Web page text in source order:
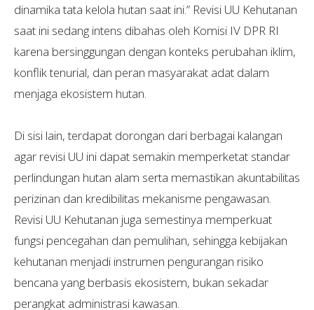
dinamika tata kelola hutan saat ini.” Revisi UU Kehutanan
saat ini sedang intens dibahas oleh Komisi IV DPR RI
karena bersinggungan dengan konteks perubahan iklim,
konflik tenurial, dan peran masyarakat adat dalam
menjaga ekosistem hutan.
Di sisi lain, terdapat dorongan dari berbagai kalangan
agar revisi UU ini dapat semakin memperketat standar
perlindungan hutan alam serta memastikan akuntabilitas
perizinan dan kredibilitas mekanisme pengawasan.
Revisi UU Kehutanan juga semestinya memperkuat
fungsi pencegahan dan pemulihan, sehingga kebijakan
kehutanan menjadi instrumen pengurangan risiko
bencana yang berbasis ekosistem, bukan sekadar
perangkat administrasi kawasan.